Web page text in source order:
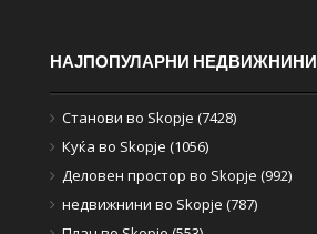
НАЈПОПУЛАРНИ НЕДВИЖНИНИ
Станови во Skopje (7428)
Куќа во Skopje (1056)
Деловен простор во Skopje (992)
недвижнини во Skopje (787)